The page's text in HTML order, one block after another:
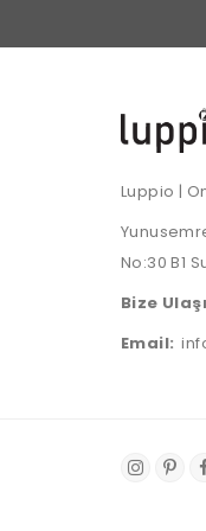
Luppio |
No:30 B1
Bize
Email: